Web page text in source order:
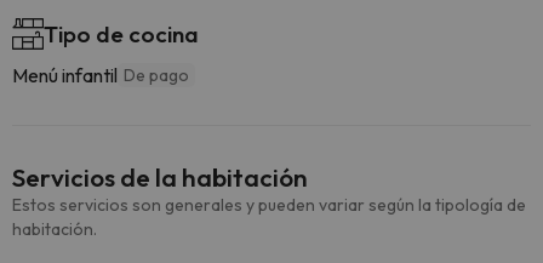
Tipo de cocina
Menú infantil De pago
Servicios de la habitación
Estos servicios son generales y pueden variar según la tipología de
habitación.